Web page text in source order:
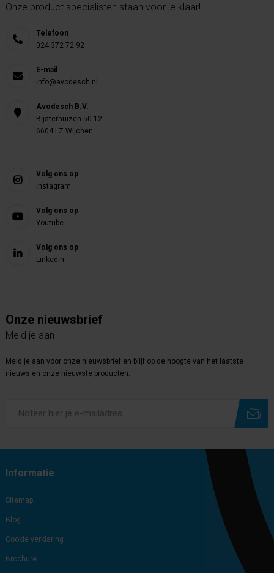
Onze product specialisten staan voor je klaar!
Telefoon
024 372 72 92
E-mail
info@avodesch.nl
Avodesch B.V.
Bijsterhuizen 50-12
6604 LZ Wijchen
Volg ons op
Instagram
Volg ons op
Youtube
Volg ons op
Linkedin
Onze nieuwsbrief
Meld je aan
Meld je aan voor onze nieuwsbrief en blijf op de hoogte van het laatste
nieuws en onze nieuwste producten.
Informatie
Sitemap
Blog
Cookie verklaring
Brochure